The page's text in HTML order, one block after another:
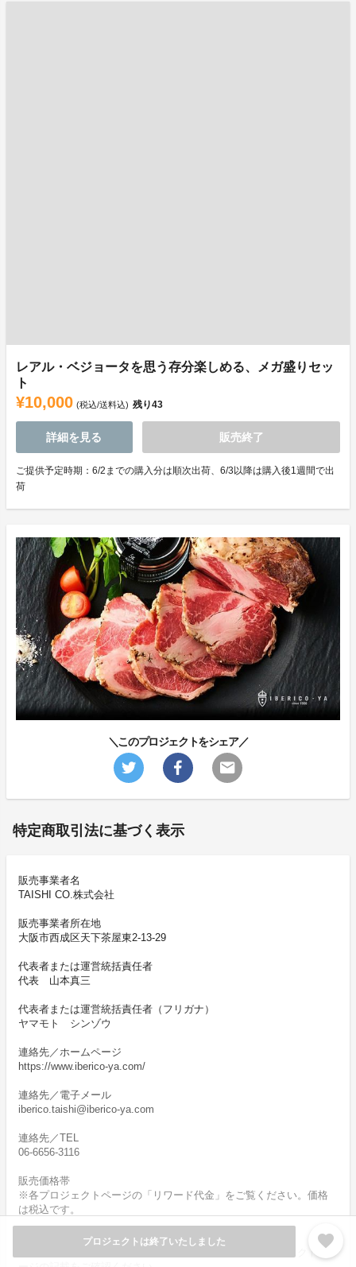
プロジェクトは終了いたしました favorite
レアル・ベジョータを思う存分楽しめる、メガ盛りセッ
ト
¥10,000 (税込/送料込) 残り43
詳細を見る 販売終了
ご提供予定時期：6/2までの購入分は順次出荷、6/3以降は購入後1週間で出
荷
＼このプロジェクトをシェア／
特定商取引法に基づく表示
販売事業者名
TAISHI CO.株式会社
販売事業者所在地
大阪市西成区天下茶屋東2-13-29
代表者または運営統括責任者
代表 山本真三
代表者または運営統括責任者（フリガナ）
ヤマモト シンゾウ
連絡先／ホームページ
https://www.iberico-ya.com/
連絡先／電子メール
iberico.taishi@iberico-ya.com
連絡先／TEL
06-6656-3116
販売価格帯
※各プロジェクトページの「リワード代金」をご覧ください。価格
は税込です。
商品等の引き渡し時期（日数）・発送方法
商品の引渡し時期またはサービスの提供時期は、各プロジェクトペ